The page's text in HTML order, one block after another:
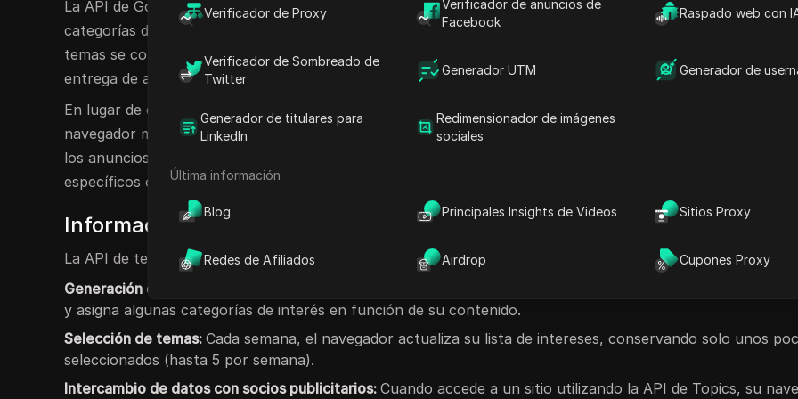
Verificador de Proxy
Verificador de anuncios de
Facebook
Raspado web con
Verificador de Sombreado de
Twitter
Generador UTM Generador de
Generador de titulares para
LinkedIn
Redimensionador de imágenes
sociales
Última información
Blog Principales Insights de Videos Sitios Proxy
Redes de Afiliados Airdrop Cupones Proxy
La API de Google Topics es un sistema basado en navegador que asigna a los usuarios un conjunto limitado
categorías de
interés
de alto nivel, denominadas "temas", derivadas de sus actividades recientes en línea.
temas se comparten posteriormente con los sitios web participantes y los socios publicitarios para facilitar
entrega de anuncios relevantes.
En lugar de etiquetar a los usuarios con identificadores personales o rastrear su comportamiento en varios
navegador mantiene una pequeña lista rotativa de temas localmente. Este enfoque garantiza que la
los anuncios se centre en
específicos o información personal.
Información sobre la funcionalidad de la API de Google Topics
La API de temas funciona completamente dentro del navegador del usuario
Generación de temas locales:
y asigna algunas categorías de interés en función de su contenido.
Selección de temas: Cada semana, el navegador actualiza su lista de intereses, conservando solo unos
seleccionados (hasta 5 por semana).
Intercambio de datos con socios publicitarios: Cuando accede a un sitio utilizando la API de Topics, su